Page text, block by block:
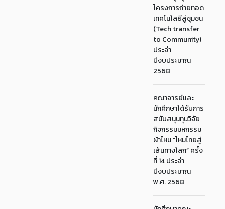
โครงการถ่ายทอด
เทคโนโลยีสู่ชุมชน
(Tech transfer
to Community)
ประจำ
ปีงบประมาณ
2568
คณาจารย์และ
นักศึกษาได้รับการ
สนับสนุนทุนวิจัย
กิจกรรมมหกรรม
ผ้าไหม "ไหมไทยสู่
เส้นทางโลก” ครั้ง
ที่ 14 ประจำ
ปีงบประมาณ
พ.ศ. 2568